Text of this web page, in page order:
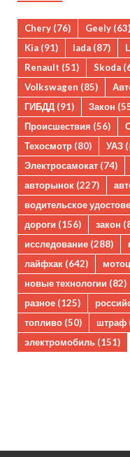
Chery (76) Geely (63)
Kia (91) lada (87)
Renault (51) Skoda
Volkswagen (85)
ГИБДД (91) Закон
Происшествия (56)
Техосмотр (80) УАЗ
Электросамокат (74)
авторынок (227)
водительское
дороги (156) закон
исследование (288)
лайфхак (642)
новые технологии (82)
разное (125)
топливо (50) штраф
электромобиль (151)